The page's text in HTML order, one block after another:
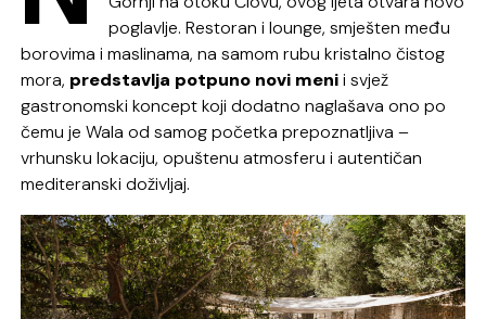
poglavlje. Restoran i lounge, smješten među
borovima i maslinama, na samom rubu kristalno čistog
mora, predstavlja potpuno novi menii svjež
gastronomski koncept koji dodatno naglašava ono po
čemu je Wala od samog početka prepoznatljiva –
vrhunsku lokaciju, opuštenu atmosferu i autentičan
mediteranski doživljaj.